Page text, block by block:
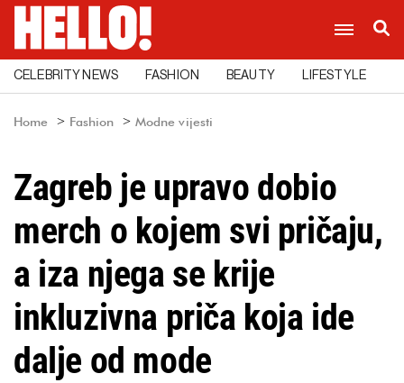
CELEBRITY NEWS FASHION BEAUTY LIFESTYLE
Home Fashion Modne vijesti
Zagreb je upravo dobio
merch o kojem svi pričaju,
a iza njega se krije
inkluzivna priča koja ide
dalje od mode